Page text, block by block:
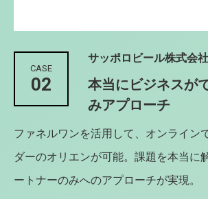
CASE
02
サッポロビール株式会社
本当にビジネスが
みアプローチ
ファネルワンを活用して、オンライン
ダーのオリエンが可能。課題を本当に
ートナーのみへのアプローチが実現。